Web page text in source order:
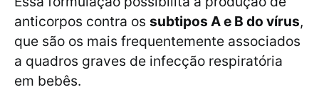
anticorpos contra os subtipos A e B do vírus,
que são os mais frequentemente associados
a quadros graves de infecção respiratória
em bebês.